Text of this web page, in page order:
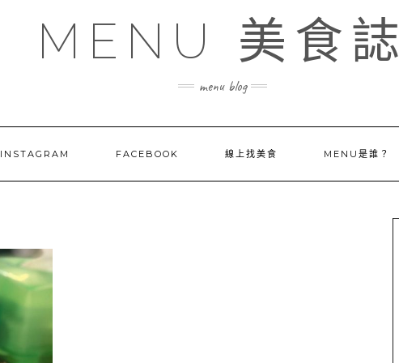
MENU 美食誌
menu blog
INSTAGRAM FACEBOOK 線上找美食 MENU是誰？